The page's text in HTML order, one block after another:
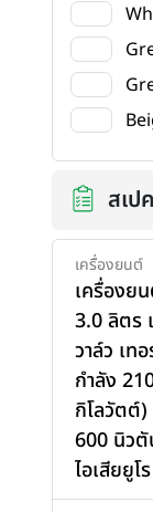
สเปค
เครื่องยนต์
เครื่องย
3.0 ลิตร
วาล์ว เท
กำลัง
กิโลวัตต์
600 นิวตั
ไอเสียยูโ